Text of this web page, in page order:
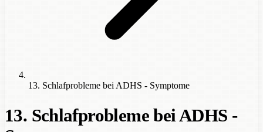
13. Schlafprobleme bei ADHS - Symptome
13. Schlafprobleme bei ADHS -